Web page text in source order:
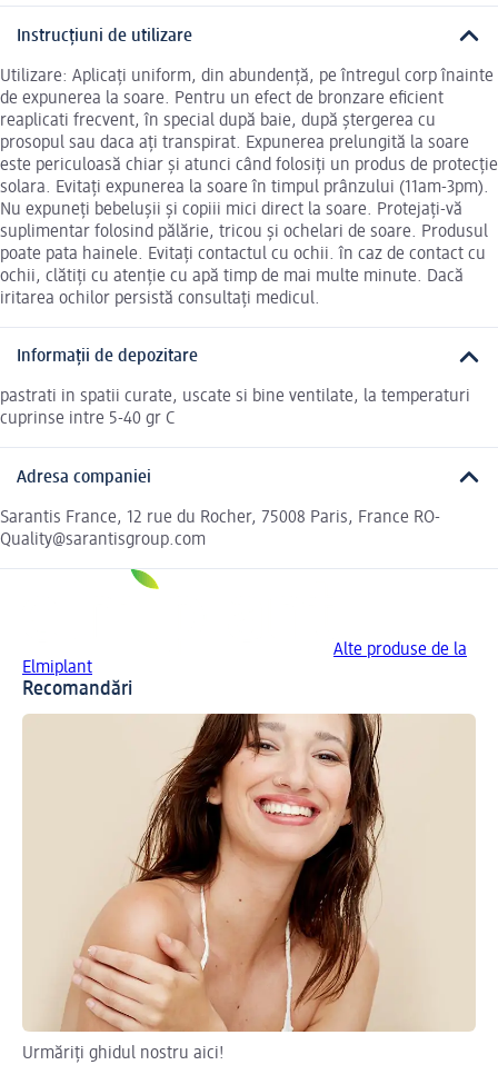
Instrucțiuni de utilizare
Utilizare: Aplicați uniform, din abundență, pe întregul corp înainte
de expunerea la soare. Pentru un efect de bronzare eficient
reaplicati frecvent, în special după baie, după ștergerea cu
prosopul sau daca ați transpirat. Expunerea prelungită la soare
este periculoasă chiar și atunci când folosiți un produs de protecție
solara. Evitați expunerea la soare în timpul prânzului (11am-3pm).
Nu expuneți bebelușii și copiii mici direct la soare. Protejați-vă
suplimentar folosind pălărie, tricou și ochelari de soare. Produsul
poate pata hainele. Evitați contactul cu ochii. în caz de contact cu
ochii, clătiți cu atenție cu apă timp de mai multe minute. Dacă
iritarea ochilor persistă consultați medicul.
Informații de depozitare
pastrati in spatii curate, uscate si bine ventilate, la temperaturi
cuprinse intre 5-40 gr C
Adresa companiei
Sarantis France, 12 rue du Rocher, 75008 Paris, France RO-
Quality@sarantisgroup.com
Alte produse de la
Elmiplant
Recomandări
Urmăriți ghidul nostru aici!